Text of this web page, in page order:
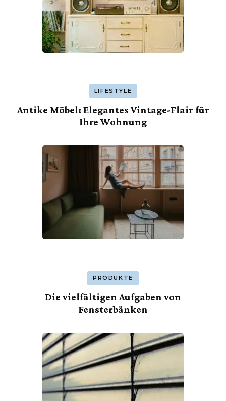
LIFESTYLE
Antike Möbel: Elegantes Vintage-Flair für
Ihre Wohnung
PRODUKTE
Die vielfältigen Aufgaben von
Fensterbänken